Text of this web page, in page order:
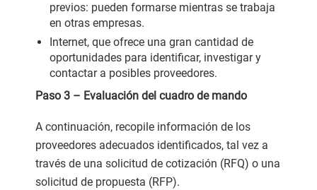
previos: pueden formarse mientras se trabaja
en otras empresas.
Internet, que ofrece una gran cantidad de
oportunidades para identificar, investigar y
contactar a posibles proveedores.
Paso 3 – Evaluación del cuadro de mando
A continuación, recopile información de los
proveedores adecuados identificados, tal vez a
través de una solicitud de cotización (RFQ) o una
solicitud de propuesta (RFP).